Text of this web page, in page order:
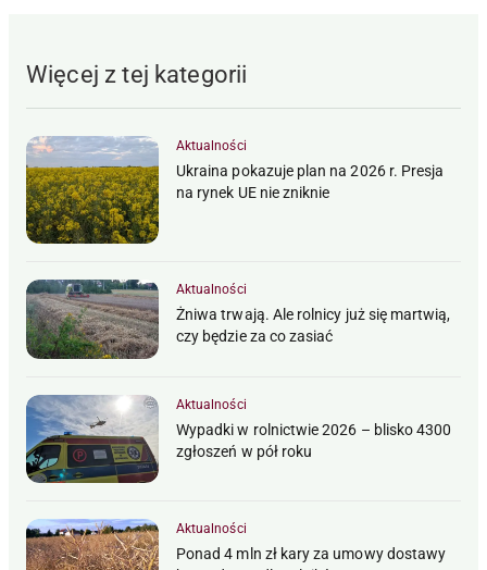
Więcej z tej kategorii
Aktualności
Ukraina pokazuje plan na 2026 r. Presja
na rynek UE nie zniknie
Aktualności
Żniwa trwają. Ale rolnicy już się martwią,
czy będzie za co zasiać
Aktualności
Wypadki w rolnictwie 2026 – blisko 4300
zgłoszeń w pół roku
Aktualności
Ponad 4 mln zł kary za umowy dostawy